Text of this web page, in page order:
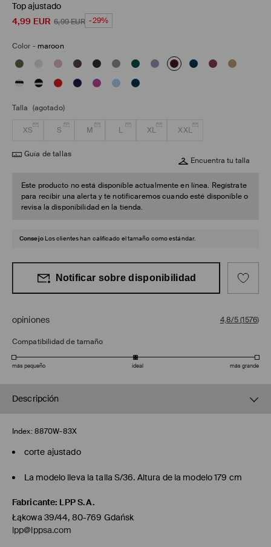
Top ajustado
4,99 EUR 6,99EUR -29%
Color - maroon
Talla (agotado)
XS S M L XL XXL
Guía de tallas
Encuentra tu talla
Este producto no está disponible actualmente en línea. Regístrate
para recibir una alerta y te notificaremos cuando esté disponible o
revisa la disponibilidad en la tienda.
Consejo Los clientes han calificado el tamaño como estándar.
Notificar sobre disponibilidad
opiniones 4,8/5(1576)
Compatibilidad de tamaño
más pequeño ideal más grande
Descripción
Index: 8870W-83X
corte ajustado
La modelo lleva la talla S/36. Altura de la modelo 179 cm
Fabricante: LPP S.A.
Łąkowa 39/44, 80-769 Gdańsk
lpp@lppsa.com